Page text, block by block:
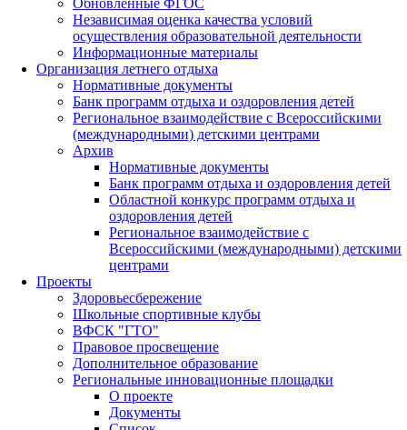
Независимая оценка качества условий
осуществления образовательной деятельности
Информационные материалы
Организация летнего отдыха
Нормативные документы
Банк программ отдыха и оздоровления детей
Региональное взаимодействие с Всероссийскими
(международными) детскими центрами
Архив
Нормативные документы
Банк программ отдыха и оздоровления детей
Областной конкурс программ отдыха и
оздоровления детей
Региональное взаимодействие с
Всероссийскими (международными) детскими
центрами
Проекты
Здоровьесбережение
Школьные спортивные клубы
ВФСК "ГТО"
Правовое просвещение
Дополнительное образование
Региональные инновационные площадки
О проекте
Документы